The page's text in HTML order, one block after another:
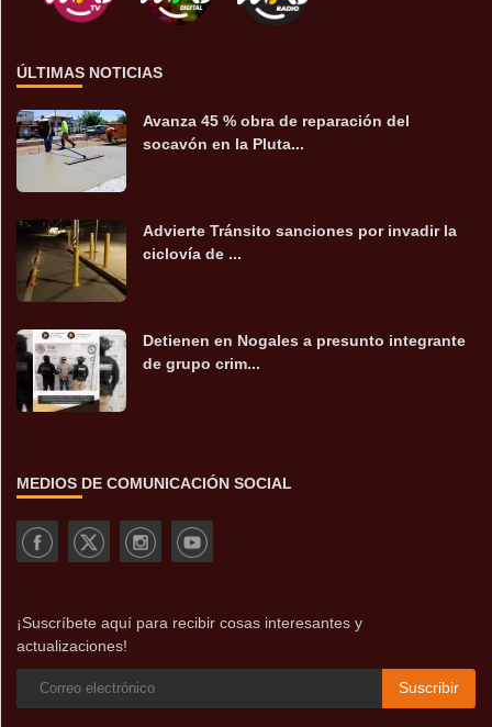
ÚLTIMAS NOTICIAS
Avanza 45 % obra de reparación del
socavón en la Pluta...
Advierte Tránsito sanciones por invadir la
ciclovía de ...
Detienen en Nogales a presunto integrante
de grupo crim...
MEDIOS DE COMUNICACIÓN SOCIAL
¡Suscríbete aquí para recibir cosas interesantes y
actualizaciones!
Suscribir